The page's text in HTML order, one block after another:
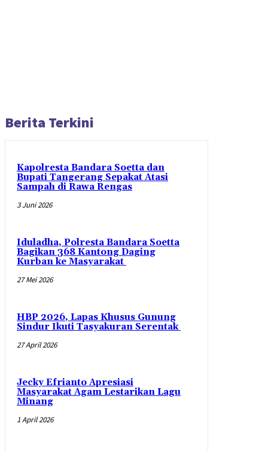
Berita Terkini
Kapolresta Bandara Soetta dan
Bupati Tangerang Sepakat Atasi
Sampah di Rawa Rengas
3 Juni 2026
Iduladha, Polresta Bandara Soetta
Bagikan 368 Kantong Daging
Kurban ke Masyarakat
27 Mei 2026
HBP 2026, Lapas Khusus Gunung
Sindur Ikuti Tasyakuran Serentak
27 April 2026
Jecky Efrianto Apresiasi
Masyarakat Agam Lestarikan Lagu
Minang
1 April 2026